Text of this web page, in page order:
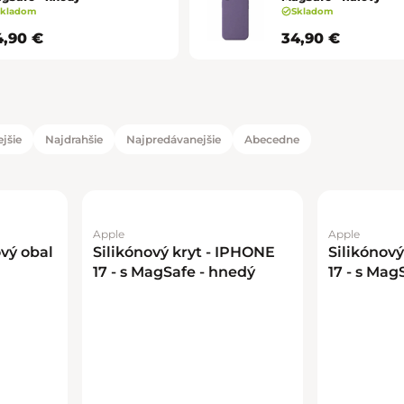
€
Skladom
34,90 €
Najdrahšie Najpredávanejšie Abecedne
obal
Apple
Silikónový kryt - IPHONE
17 - s MagSafe - hnedý
Apple
17 - s